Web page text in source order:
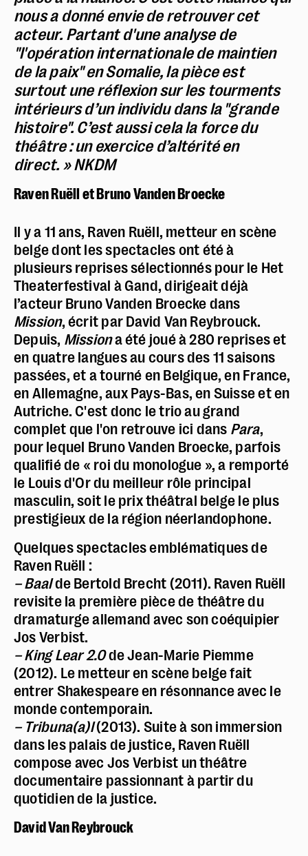
Police dyslexie : non
Taille du texte :par défaut
Contrastes : par défaut
nous a donné envie de retrouver cet
acteur. Partant d'une analyse de
"l'opération internationale de maintien
de la paix" en Somalie, la pièce est
surtout une réflexion sur les tourments
intérieurs d’un individu dans la "grande
histoire". C’est aussi cela la force du
théâtre : un exercice d’altérité en
direct. » NKDM
Raven Ruëll et Bruno Vanden Broecke
Il y a 11 ans, Raven Ruëll, metteur en scène
belge dont les spectacles ont été à
plusieurs reprises sélectionnés pour le Het
Theaterfestival à Gand, dirigeait déjà
l’acteur Bruno Vanden Broecke dans
Mission, écrit par David Van Reybrouck.
Depuis, Missiona été joué à 280 reprises et
en quatre langues au cours des 11 saisons
passées, et a tourné en Belgique, en France,
en Allemagne, aux Pays-Bas, en Suisse et en
Autriche. C'est donc le trio au grand
complet que l'on retrouve ici dans Para,
pour lequel Bruno Vanden Broecke, parfois
qualifié de « roi du monologue », a remporté
le Louis d'Or du meilleur rôle principal
masculin, soit le prix théâtral belge le plus
prestigieux de la région néerlandophone.
Quelques spectacles emblématiques de
Raven Ruëll :
– Baalde Bertold Brecht (2011). Raven Ruëll
revisite la première pièce de théâtre du
dramaturge allemand avec son coéquipier
Jos Verbist.
– King Lear 2.0de Jean-Marie Piemme
(2012). Le metteur en scène belge fait
entrer Shakespeare en résonnance avec le
monde contemporain.
– Tribuna(a)l(2013). Suite à son immersion
dans les palais de justice, Raven Ruëll
compose avec Jos Verbist un théâtre
documentaire passionnant à partir du
quotidien de la justice.
David Van Reybrouck